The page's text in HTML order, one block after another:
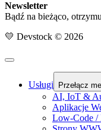
Newsletter
Bądź na bieżąco,
💛 Devstock © 2026
Usługi Przełącz
AI, IoT &
Aplikacje
Low-Code /